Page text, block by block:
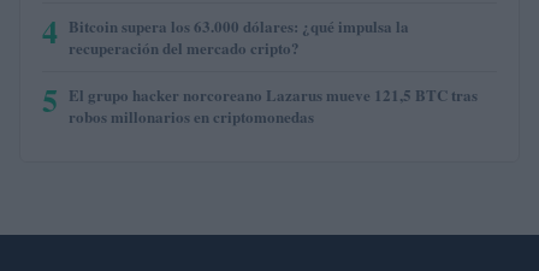
4 Bitcoin supera los 63.000 dólares: ¿qué impulsa la
recuperación del mercado cripto?
5 El grupo hacker norcoreano Lazarus mueve 121,5 BTC tras
robos millonarios en criptomonedas